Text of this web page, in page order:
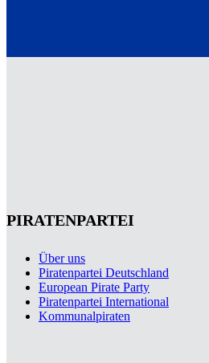
PIRATENPARTEI
Über uns
Piratenpartei Deutschland
European Pirate Party
Piratenpartei International
Kommunalpiraten